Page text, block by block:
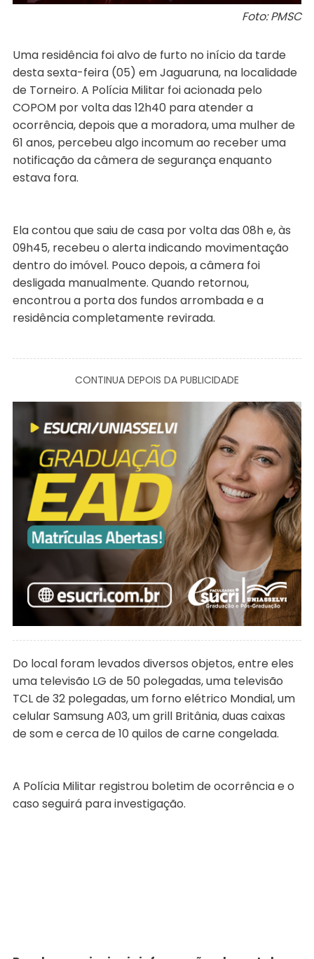
Foto: PMSC
Uma residência foi alvo de furto no início da tarde
desta sexta-feira (05) em Jaguaruna, na localidade
de Torneiro. A Polícia Militar foi acionada pelo
COPOM por volta das 12h40 para atender a
ocorrência, depois que a moradora, uma mulher de
61 anos, percebeu algo incomum ao receber uma
notificação da câmera de segurança enquanto
estava fora.
Ela contou que saiu de casa por volta das 08h e, às
09h45, recebeu o alerta indicando movimentação
dentro do imóvel. Pouco depois, a câmera foi
desligada manualmente. Quando retornou,
encontrou a porta dos fundos arrombada e a
residência completamente revirada.
CONTINUA DEPOIS DA PUBLICIDADE
Do local foram levados diversos objetos, entre eles
uma televisão LG de 50 polegadas, uma televisão
TCL de 32 polegadas, um forno elétrico Mondial, um
celular Samsung A03, um grill Britânia, duas caixas
de som e cerca de 10 quilos de carne congelada.
A Polícia Militar registrou boletim de ocorrência e o
caso seguirá para investigação.